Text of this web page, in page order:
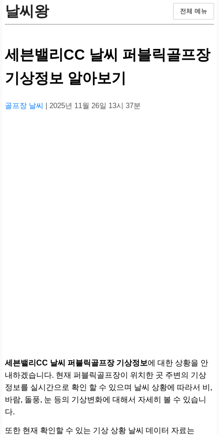
날씨왕 전체 메뉴
세븐밸리CC 날씨 퍼블릭골프장
기상정보 알아보기
골프장 날씨 | 2025년 11월 26일 13시 37분
세븐밸리CC 날씨 퍼블릭골프장 기상정보에 대한 상황을 안
내하겠습니다. 현재 퍼블릭골프장이 위치한 곳 주변의 기상
정보를 실시간으로 확인 할 수 있으며 날씨 상황에 따라서 비,
바람, 돌풍, 눈 등의 기상변화에 대해서 자세히 볼 수 있습니
다.
또한 현재 확인할 수 있는 기상 상황 날씨 데이터 자료는